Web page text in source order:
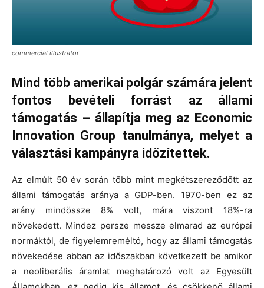
commercial illustrator
Mind több amerikai polgár számára jelent
fontos bevételi forrást az állami
támogatás – állapítja meg az Economic
Innovation Group tanulmánya, melyet a
választási kampányra időzítettek.
Az elmúlt 50 év során több mint megkétszereződött az
állami támogatás aránya a GDP-ben. 1970-ben ez az
arány mindössze 8% volt, mára viszont 18%-ra
növekedett. Mindez persze messze elmarad az európai
normáktól, de figyelemreméltó, hogy az állami támogatás
növekedése abban az időszakban következett be amikor
a neoliberális áramlat meghatározó volt az Egyesült